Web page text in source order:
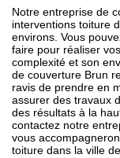
Notre entreprise de
interventions toiture
environs. Vous
faire pour réaliser
complexité et son
de couverture Brun
ravis de prendre en
assurer des travaux
des résultats à la
contactez notre
vous
toiture dans la ville